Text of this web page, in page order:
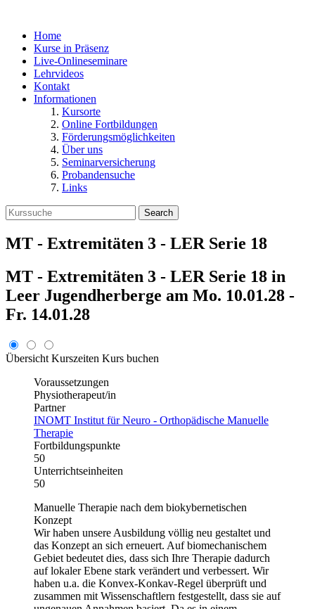
Home
Kurse in Präsenz
Live-Onlineseminare
Lehrvideos
Kontakt
Informationen
Kursorte
Online Fortbildungen
Förderungsmöglichkeiten
Über uns
Seminarversicherung
Probandensuche
Links
Search
MT - Extremitäten 3 - LER Serie 18
MT - Extremitäten 3 - LER Serie 18 in
Leer Jugendherberge am Mo. 10.01.28 -
Fr. 14.01.28
Übersicht Kurszeiten Kurs buchen
Voraussetzungen
Physiotherapeut/in
Partner
INOMT Institut für Neuro - Orthopädische Manuelle
Therapie
Fortbildungspunkte
50
Unterrichtseinheiten
50
Manuelle Therapie nach dem biokybernetischen
Konzept
Wir haben unsere Ausbildung völlig neu gestaltet und
das Konzept an sich erneuert. Auf biomechanischem
Gebiet bedeutet dies, dass sich Ihre Therapie dadurch
auf lokaler Ebene stark verändert und verbessert. Wir
haben u.a. die Konvex-Konkav-Regel überprüft und
zusammen mit Wissenschaftlern festgestellt, dass sie auf